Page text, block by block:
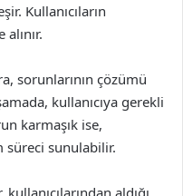
Kullanıcıların
sorunlarının çözümü
kullanıcıya gerekli
karmaşık ise,
süreci sunulabilir.
aldığı